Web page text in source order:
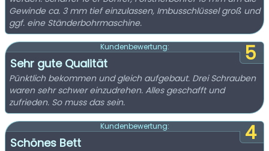
Gewinde ca. 3 mm tief einzulassen, Imbusschlüssel groß und
ggf. eine Ständerbohrmaschine.
5
Kundenbewertung:
Sehr gute Qualität
Pünktlich bekommen und gleich aufgebaut. Drei Schrauben
waren sehr schwer einzudrehen. Alles geschafft und
zufrieden. So muss das sein.
4
Kundenbewertung:
Schönes Bett